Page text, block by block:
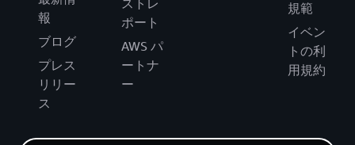
報
ブログ
プレス
リリー
ス
ストレ
ポート
AWS パ
ートナ
ー
規範
イベン
トの利
用規約